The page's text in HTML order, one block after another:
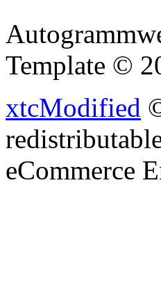
Template ©
xtcModified
eCommerce